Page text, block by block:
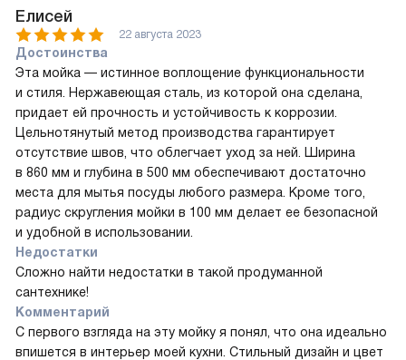
Елисей
22 августа 2023
Достоинства
Эта мойка — истинное воплощение функциональности
и стиля. Нержавеющая сталь, из которой она сделана,
придает ей прочность и устойчивость к коррозии.
Цельнотянутый метод производства гарантирует
отсутствие швов, что облегчает уход за ней. Ширина
в 860 мм и глубина в 500 мм обеспечивают достаточно
места для мытья посуды любого размера. Кроме того,
радиус скругления мойки в 100 мм делает ее безопасной
и удобной в использовании.
Недостатки
Сложно найти недостатки в такой продуманной
сантехнике!
Комментарий
С первого взгляда на эту мойку я понял, что она идеально
впишется в интерьер моей кухни. Стильный дизайн и цвет